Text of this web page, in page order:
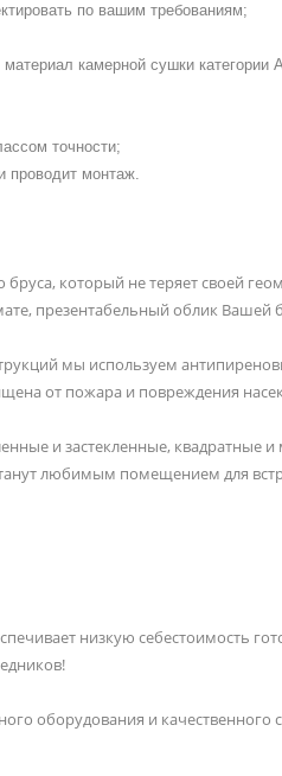
по вашим требованиям;
камерной сушки категории
точности;
проводит монтаж.
который не теряет своей
презентабельный облик Вашей
мы используем
от пожара и повреждения
и застекленные, квадратные
любимым помещением для
низкую себестоимость
оборудования и качественного